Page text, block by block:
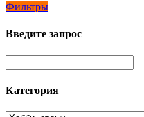
Фильтры
Введите запрос
Категория